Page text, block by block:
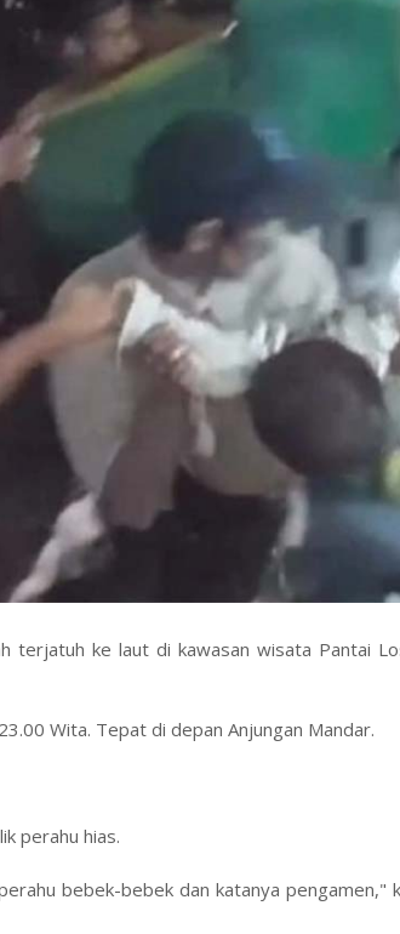
terjatuh ke laut di kawasan wisata Pantai
Wita. Tepat di depan Anjungan Mandar.
perahu hias.
bebek-bebek dan katanya pengamen,"